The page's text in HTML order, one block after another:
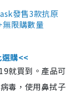
發售3款抗原
限購數量
購<<
就買到。產品可
毒，使用鼻拭子